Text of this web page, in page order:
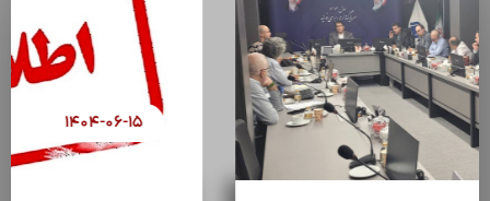
۱۴۰۴-۰۶-۱۸